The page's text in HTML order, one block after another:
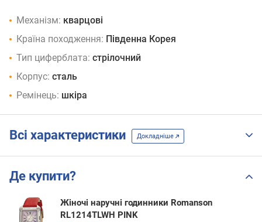
Механізм: кварцові
Країна походження: Південна Корея
Тип циферблата: стрілочний
Корпус: сталь
Ремінець: шкіра
Всі характеристики Докладніше
Де купити?
Жіночі наручні годинники Romanson
RL1214TLWH PINK